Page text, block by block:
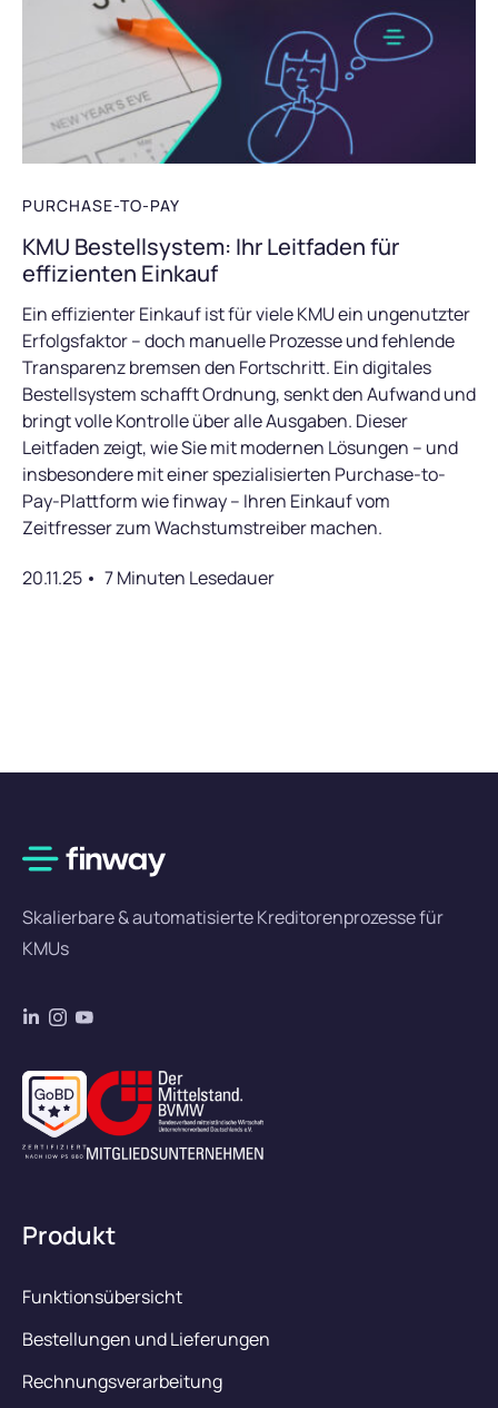
PURCHASE-TO-PAY
KMU Bestellsystem: Ihr Leitfaden für
effizienten Einkauf
Ein effizienter Einkauf ist für viele KMU ein ungenutzter
Erfolgsfaktor – doch manuelle Prozesse und fehlende
Transparenz bremsen den Fortschritt. Ein digitales
Bestellsystem schafft Ordnung, senkt den Aufwand und
bringt volle Kontrolle über alle Ausgaben. Dieser
Leitfaden zeigt, wie Sie mit modernen Lösungen – und
insbesondere mit einer spezialisierten Purchase-to-
Pay-Plattform wie finway – Ihren Einkauf vom
Zeitfresser zum Wachstumstreiber machen.
20.11.25 7 Minuten Lesedauer
Skalierbare & automatisierte Kreditorenprozesse für
KMUs
Produkt
Funktionsübersicht
Bestellungen und Lieferungen
Rechnungsverarbeitung